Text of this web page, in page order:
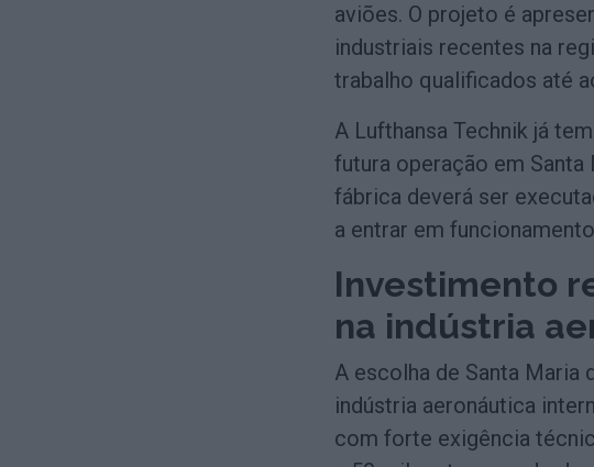
aviões. O projeto é
industriais recentes na
trabalho qualificados até
A Lufthansa Technik já
futura operação em Santa
fábrica deverá ser
a entrar em
Investimento
na indústria
A escolha de Santa
indústria aeronáutica
com forte exigência